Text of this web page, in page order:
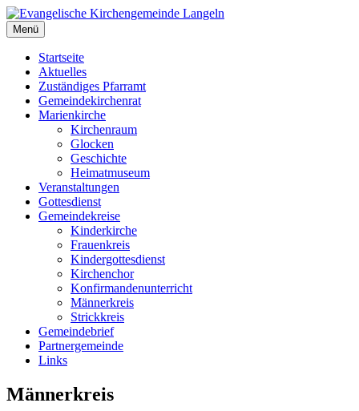
Zum
Inhalt
springen
Evangelische Kirchengemeinde Langeln
Evangelische Kirchengemeinde Langeln
Menü
Startseite
Aktuelles
Zuständiges Pfarramt
Gemeindekirchenrat
Marienkirche
Kirchenraum
Glocken
Geschichte
Heimatmuseum
Veranstaltungen
Gottesdienst
Gemeindekreise
Kinderkirche
Frauenkreis
Kindergottesdienst
Kirchenchor
Konfirmandenunterricht
Männerkreis
Strickkreis
Gemeindebrief
Partnergemeinde
Links
Männerkreis